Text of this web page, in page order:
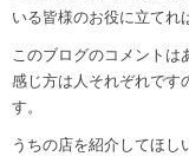
いる皆様のお役に立て
このブログのコメントは
感じ方は人それぞれです
す。
うちの店を紹介してほし